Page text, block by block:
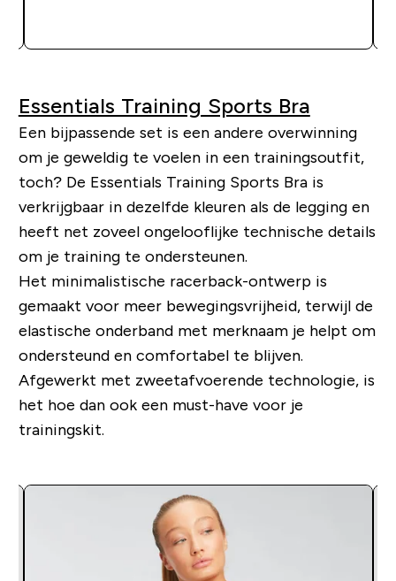
Essentials Training Sports Bra
Een bijpassende set is een andere overwinning
om je geweldig te voelen in een trainingsoutfit,
toch? De Essentials Training Sports Bra is
verkrijgbaar in dezelfde kleuren als de legging en
heeft net zoveel ongelooflijke technische details
om je training te ondersteunen.
Het minimalistische racerback-ontwerp is
gemaakt voor meer bewegingsvrijheid, terwijl de
elastische onderband met merknaam je helpt om
ondersteund en comfortabel te blijven.
Afgewerkt met zweetafvoerende technologie, is
het hoe dan ook een must-have voor je
trainingskit.